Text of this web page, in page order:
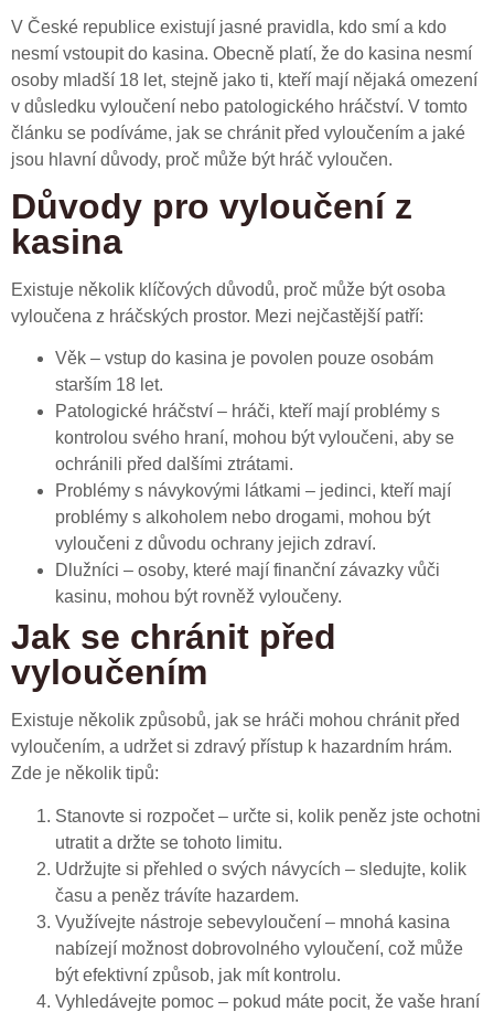
V České republice existují jasné pravidla, kdo smí a kdo
nesmí vstoupit do kasina. Obecně platí, že do kasina nesmí
osoby mladší 18 let, stejně jako ti, kteří mají nějaká omezení
v důsledku vyloučení nebo patologického hráčství. V tomto
článku se podíváme, jak se chránit před vyloučením a jaké
jsou hlavní důvody, proč může být hráč vyloučen.
Důvody pro vyloučení z
kasina
Existuje několik klíčových důvodů, proč může být osoba
vyloučena z hráčských prostor. Mezi nejčastější patří:
Věk – vstup do kasina je povolen pouze osobám
starším 18 let.
Patologické hráčství – hráči, kteří mají problémy s
kontrolou svého hraní, mohou být vyloučeni, aby se
ochránili před dalšími ztrátami.
Problémy s návykovými látkami – jedinci, kteří mají
problémy s alkoholem nebo drogami, mohou být
vyloučeni z důvodu ochrany jejich zdraví.
Dlužníci – osoby, které mají finanční závazky vůči
kasinu, mohou být rovněž vyloučeny.
Jak se chránit před
vyloučením
Existuje několik způsobů, jak se hráči mohou chránit před
vyloučením, a udržet si zdravý přístup k hazardním hrám.
Zde je několik tipů:
Stanovte si rozpočet – určte si, kolik peněz jste ochotni
utratit a držte se tohoto limitu.
Udržujte si přehled o svých návycích – sledujte, kolik
času a peněz trávíte hazardem.
Využívejte nástroje sebevyloučení – mnohá kasina
nabízejí možnost dobrovolného vyloučení, což může
být efektivní způsob, jak mít kontrolu.
Vyhledávejte pomoc – pokud máte pocit, že vaše hraní